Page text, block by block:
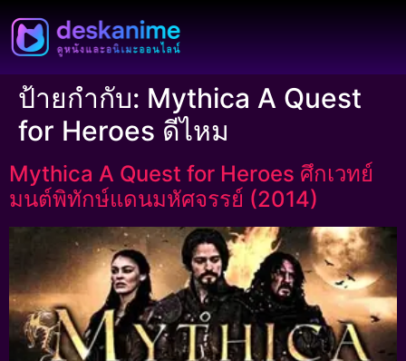
ป้ายกำกับ: Mythica A Quest
for Heroes ดีไหม
Mythica A Quest for Heroes ศึกเวทย์
มนต์พิทักษ์แดนมหัศจรรย์ (2014)